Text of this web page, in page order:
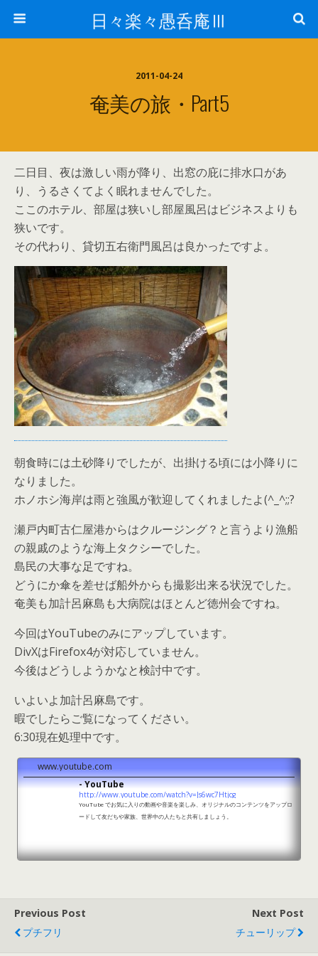
日々楽々愚呑庵Ⅲ
2011-04-24
奄美の旅・Part5
二日目、夜は激しい雨が降り、出窓の庇に排水口があ
り、うるさくてよく眠れませんでした。
ここのホテル、部屋は狭いし部屋風呂はビジネスよりも
狭いです。
その代わり、貸切五右衛門風呂は良かったですよ。
朝食時には土砂降りでしたが、出掛ける頃には小降りに
なりました。
ホノホシ海岸は雨と強風が歓迎してくれましたよ(^_^;;?
瀬戸内町古仁屋港からはクルージング？と言うより漁船
の親戚のような海上タクシーでした。
島民の大事な足ですね。
どうにか傘を差せば船外からも撮影出来る状況でした。
奄美も加計呂麻島も大病院はほとんど徳州会ですね。
今回はYouTubeのみにアップしています。
DivXはFirefox4が対応していません。
今後はどうしようかなと検討中です。
いよいよ加計呂麻島です。
暇でしたらご覧になってください。
6:30現在処理中です。
www.youtube.com
- YouTube
http://www.youtube.com/watch?v=Js6wc7Htjcg
YouTube でお気に入りの動画や音楽を楽しみ、オリジナルのコンテンツをアップロ
ードして友だちや家族、世界中の人たちと共有しましょう。
Previous Post
プチフリ
Next Post
チューリップ